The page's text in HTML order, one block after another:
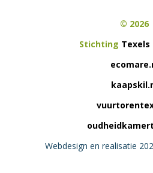
© 2026
Stichting Texels
Webdesign en realisatie